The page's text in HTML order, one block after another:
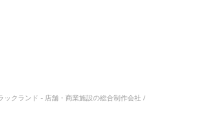
ックランド - 店舗・商業施設の総合制作会社 /